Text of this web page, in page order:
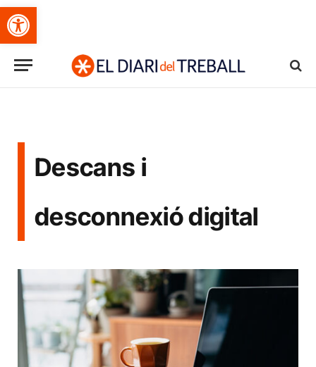
Obre la barra d'eines
Descans i
desconnexió digital